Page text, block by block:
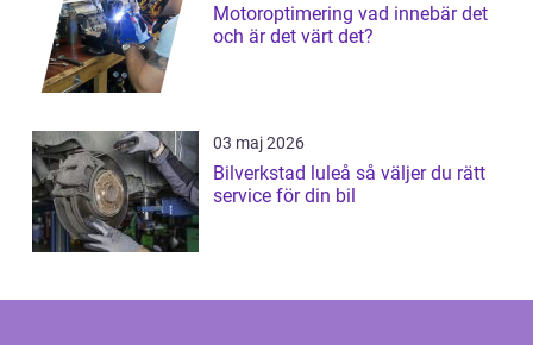
Motoroptimering vad innebär det
och är det värt det?
03 maj 2026
Bilverkstad luleå så väljer du rätt
service för din bil